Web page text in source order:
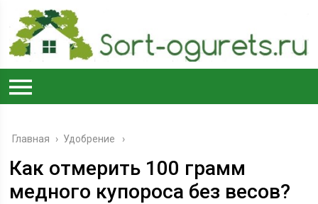
Главная › Удобрение
Как отмерить 100 грамм
медного купороса без весов?